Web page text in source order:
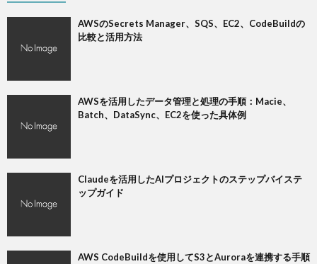
AWSのSecrets Manager、SQS、EC2、CodeBuildの
比較と活用方法
AWSを活用したデータ管理と処理の手順：Macie、
Batch、DataSync、EC2を使った具体例
Claudeを活用したAIプロジェクトのステップバイステ
ップガイド
AWS CodeBuildを使用してS3とAuroraを連携する手順